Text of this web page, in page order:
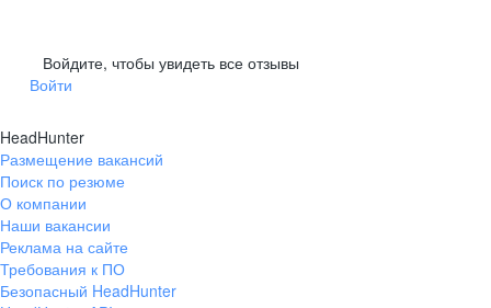
Войдите, чтобы увидеть все отзывы
Войти
HeadHunter
Размещение вакансий
Поиск по резюме
О компании
Наши вакансии
Реклама на сайте
Требования к ПО
Безопасный HeadHunter